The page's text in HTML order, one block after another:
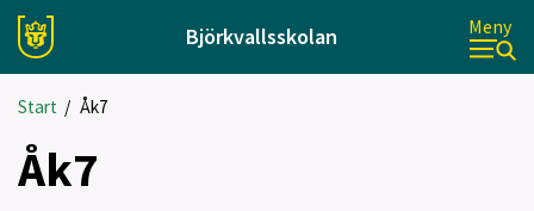
Björkvallsskolan Meny
Start / Åk7
Åk7